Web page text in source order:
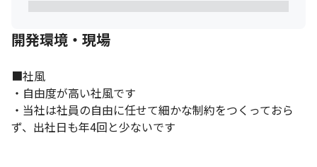
開発環境・現場
■社風
・自由度が高い社風です
・当社は社員の自由に任せて細かな制約をつくっておら
ず、出社日も年4回と少ないです